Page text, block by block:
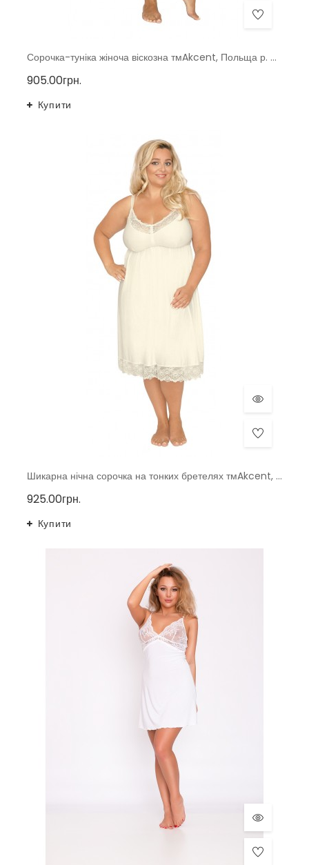
Сорочка-туніка жіноча віскозна тмAkcent, Польща р. 40-48
905.00грн.
Купити
Шикарна нічна сорочка на тонких бретелях тмAkcent, Польща р. 40-48
925.00грн.
Купити